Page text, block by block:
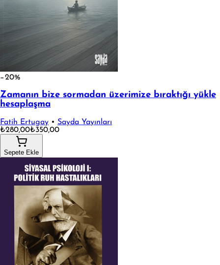
−20%
Zamanın bize sormadan üzerimize bıraktığı yükle
hesaplaşma
Fatih Ertugay • Sayda Yayınları
₺280,00₺350,00
Sepete Ekle